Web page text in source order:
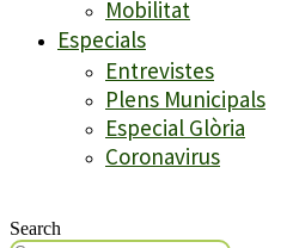
Mobilitat
Especials
Entrevistes
Plens Municipals
Especial Glòria
Coronavirus
Search